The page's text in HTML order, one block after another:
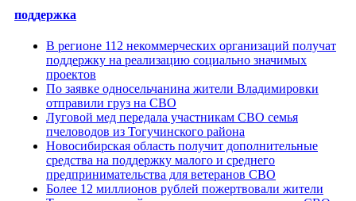
поддержка
В регионе 112 некоммерческих организаций получат
поддержку на реализацию социально значимых
проектов
По заявке односельчанина жители Владимировки
отправили груз на СВО
Луговой мед передала участникам СВО семья
пчеловодов из Тогучинского района
Новосибирская область получит дополнительные
средства на поддержку малого и среднего
предпринимательства для ветеранов СВО
Более 12 миллионов рублей пожертвовали жители